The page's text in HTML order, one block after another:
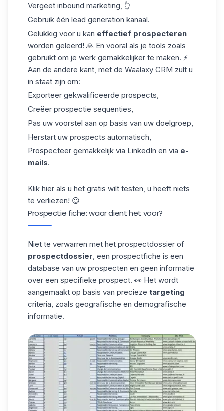
Vergeet inbound marketing, 👆
Gebruik één lead generation kanaal.
Gelukkig voor u kan effectief prospecteren
worden geleerd! 🙏 En vooral als je tools zoals
gebruikt om je werk gemakkelijker te maken. ⚡️
Aan de andere kant, met de Waalaxy CRM zult u
in staat zijn om:
Exporteer gekwalificeerde prospects,
Creëer prospectie sequenties,
Pas uw voorstel aan op basis van uw doelgroep,
Herstart uw prospects automatisch,
Prospecteer gemakkelijk via LinkedIn en via e-
mails.
Klik hier als u het gratis wilt testen, u heeft niets
te verliezen! 😉
Prospectie fiche: waar dient het voor?
Niet te verwarren met het prospectdossier of
prospectdossier, een prospectfiche is een
database van uw prospecten en geen informatie
over een specifieke prospect. 👀 Het wordt
aangemaakt op basis van precieze targeting
criteria, zoals geografische en demografische
informatie.